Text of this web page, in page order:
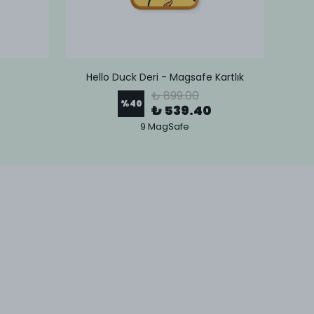
Hello Duck Deri - Magsafe Kartlık
%40 ₺ 899.00
₺ 539.40
9 MagSafe